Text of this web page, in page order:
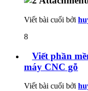
Viết bài cuối bởi
8
Viết phần
máy CNC gỗ
Viết bài cuối bởi